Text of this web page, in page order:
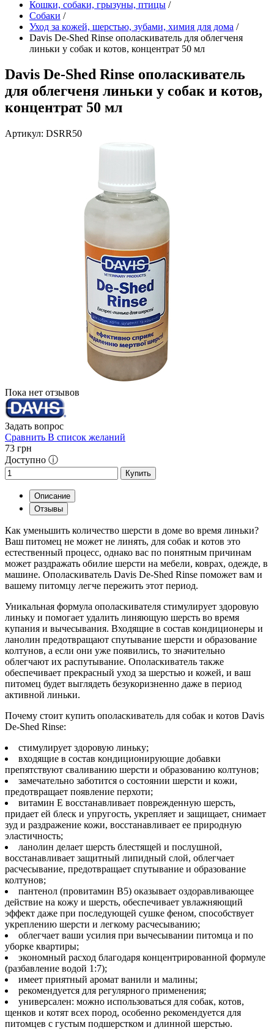
Кошки, собаки, грызуны, птицы /
Собаки /
Уход за кожей, шерстью, зубами, химия для дома /
Davis De-Shed Rinse ополаскиватель для облегченя
линьки у собак и котов, концентрат 50 мл
Davis De-Shed Rinse ополаскиватель
для облегченя линьки у собак и котов,
концентрат 50 мл
Артикул: DSRR50
Пока нет отзывов
Задать вопрос
Сравнить В список желаний
73 грн
Доступно ⓘ
Купить
Описание
Отзывы
Как уменьшить количество шерсти в доме во время линьки?
Ваш питомец не может не линять, для собак и котов это
естественный процесс, однако вас по понятным причинам
может раздражать обилие шерсти на мебели, коврах, одежде, в
машине. Ополаскиватель Davis De-Shed Rinse поможет вам и
вашему питомцу легче пережить этот период.
Уникальная формула ополаскивателя стимулирует здоровую
линьку и помогает удалить линяющую шерсть во время
купания и вычесывания. Входящие в состав кондиционеры и
ланолин предотвращают спутывание шерсти и образование
колтунов, а если они уже появились, то значительно
облегчают их распутывание. Ополаскиватель также
обеспечивает прекрасный уход за шерстью и кожей, и ваш
питомец будет выглядеть безукоризненно даже в период
активной линьки.
Почему стоит купить ополаскиватель для собак и котов Davis
De-Shed Rinse:
стимулирует здоровую линьку;
входящие в состав кондиционирующие добавки
препятствуют сваливанию шерсти и образованию колтунов;
замечательно заботится о состоянии шерсти и кожи,
предотвращает появление перхоти;
витамин Е восстанавливает поврежденную шерсть,
придает ей блеск и упругость, укрепляет и защищает, снимает
зуд и раздражение кожи, восстанавливает ее природную
эластичность;
ланолин делает шерсть блестящей и послушной,
восстанавливает защитный липидный слой, облегчает
расчесывание, предотвращает спутывание и образование
колтунов;
пантенол (провитамин В5) оказывает оздоравливающее
действие на кожу и шерсть, обеспечивает увлажняющий
эффект даже при последующей сушке феном, способствует
укреплению шерсти и легкому расчесыванию;
облегчает ваши усилия при вычесывании питомца и по
уборке квартиры;
экономный расход благодаря концентрированной формуле
(разбавление водой 1:7);
имеет приятный аромат ванили и малины;
рекомендуется для регулярного применения;
универсален: можно использоваться для собак, котов,
щенков и котят всех пород, особенно рекомендуется для
питомцев с густым подшерстком и длинной шерстью.